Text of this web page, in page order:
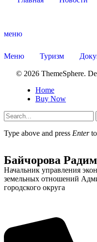
меню
Меню Туризм
© 2026 ThemeSphere.
Home
Buy Now
Type above and press Enterto
Об округе
Байчорова
Начальник управления
земельных отношений
городского округа